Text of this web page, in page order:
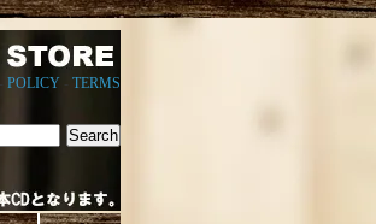
POLICY TERMS